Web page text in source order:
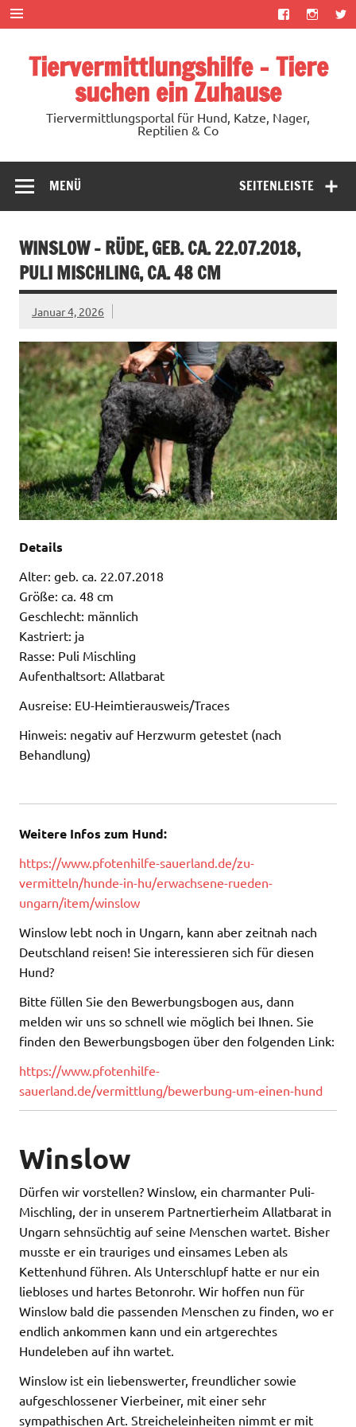
Zum
Inhalt
springen
Tiervermittlungshilfe – Tiere
suchen ein Zuhause
Tiervermittlungsportal für Hund, Katze, Nager,
Reptilien & Co
SEITENLEISTE
MENÜ
WINSLOW – RÜDE, GEB. CA. 22.07.2018,
PULI MISCHLING, CA. 48 CM
Januar 4, 2026
Details
Alter: geb. ca. 22.07.2018
Größe: ca. 48 cm
Geschlecht: männlich
Kastriert: ja
Rasse: Puli Mischling
Aufenthaltsort: Allatbarat
Ausreise: EU-Heimtierausweis/Traces
Hinweis: negativ auf Herzwurm getestet (nach
Behandlung)
Weitere Infos zum Hund:
https://www.pfotenhilfe-sauerland.de/zu-
vermitteln/hunde-in-hu/erwachsene-rueden-
ungarn/item/winslow
Winslow lebt noch in Ungarn, kann aber zeitnah nach
Deutschland reisen! Sie interessieren sich für diesen
Hund?
Bitte füllen Sie den Bewerbungsbogen aus, dann
melden wir uns so schnell wie möglich bei Ihnen. Sie
finden den Bewerbungsbogen über den folgenden Link:
https://www.pfotenhilfe-
sauerland.de/vermittlung/bewerbung-um-einen-hund
Winslow
Dürfen wir vorstellen? Winslow, ein charmanter Puli-
Mischling, der in unserem Partnertierheim Allatbarat in
Ungarn sehnsüchtig auf seine Menschen wartet. Bisher
musste er ein trauriges und einsames Leben als
Kettenhund führen. Als Unterschlupf hatte er nur ein
liebloses und hartes Betonrohr. Wir hoffen nun für
Winslow bald die passenden Menschen zu finden, wo er
endlich ankommen kann und ein artgerechtes
Hundeleben auf ihn wartet.
Winslow ist ein liebenswerter, freundlicher sowie
aufgeschlossener Vierbeiner, mit einer sehr
sympathischen Art. Streicheleinheiten nimmt er mit